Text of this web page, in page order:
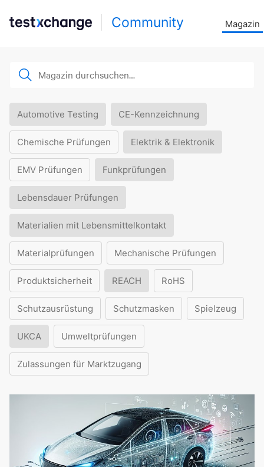
Community Magazin
Automotive Testing CE-Kennzeichnung
Chemische Prüfungen Elektrik & Elektronik
EMV Prüfungen Funkprüfungen
Lebensdauer Prüfungen
Materialien mit Lebensmittelkontakt
Materialprüfungen Mechanische Prüfungen
Produktsicherheit REACH RoHS
Schutzausrüstung Schutzmasken Spielzeug
UKCA Umweltprüfungen
Zulassungen für Marktzugang